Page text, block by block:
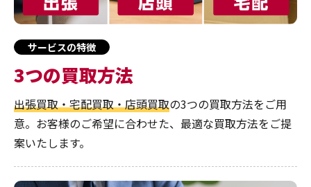
サービスの特徴
3つの買取方法
出張買取・宅配買取・店頭買取の3つの買取方法をご用
意。お客様のご希望に合わせた、最適な買取方法をご提
案いたします。